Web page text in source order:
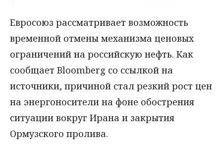
Евросоюз рассматривает возможность
временной отмены механизма ценовых
ограничений на российскую нефть. Как
сообщает Bloomberg со ссылкой на
источники, причиной стал резкий рост цен
на энергоносители на фоне обострения
ситуации вокруг Ирана и закрытия
Ормузского пролива.